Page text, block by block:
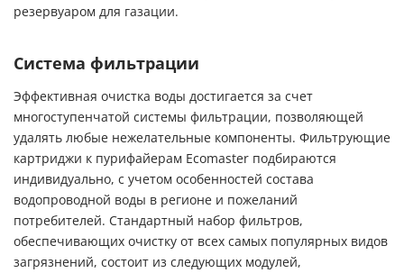
резервуаром для газации.
Система фильтрации
Эффективная очистка воды достигается за счет
многоступенчатой системы фильтрации, позволяющей
удалять любые нежелательные компоненты. Фильтрующие
картриджи к пурифайерам Ecomaster подбираются
индивидуально, с учетом особенностей состава
водопроводной воды в регионе и пожеланий
потребителей. Стандартный набор фильтров,
обеспечивающих очистку от всех самых популярных видов
загрязнений, состоит из следующих модулей,